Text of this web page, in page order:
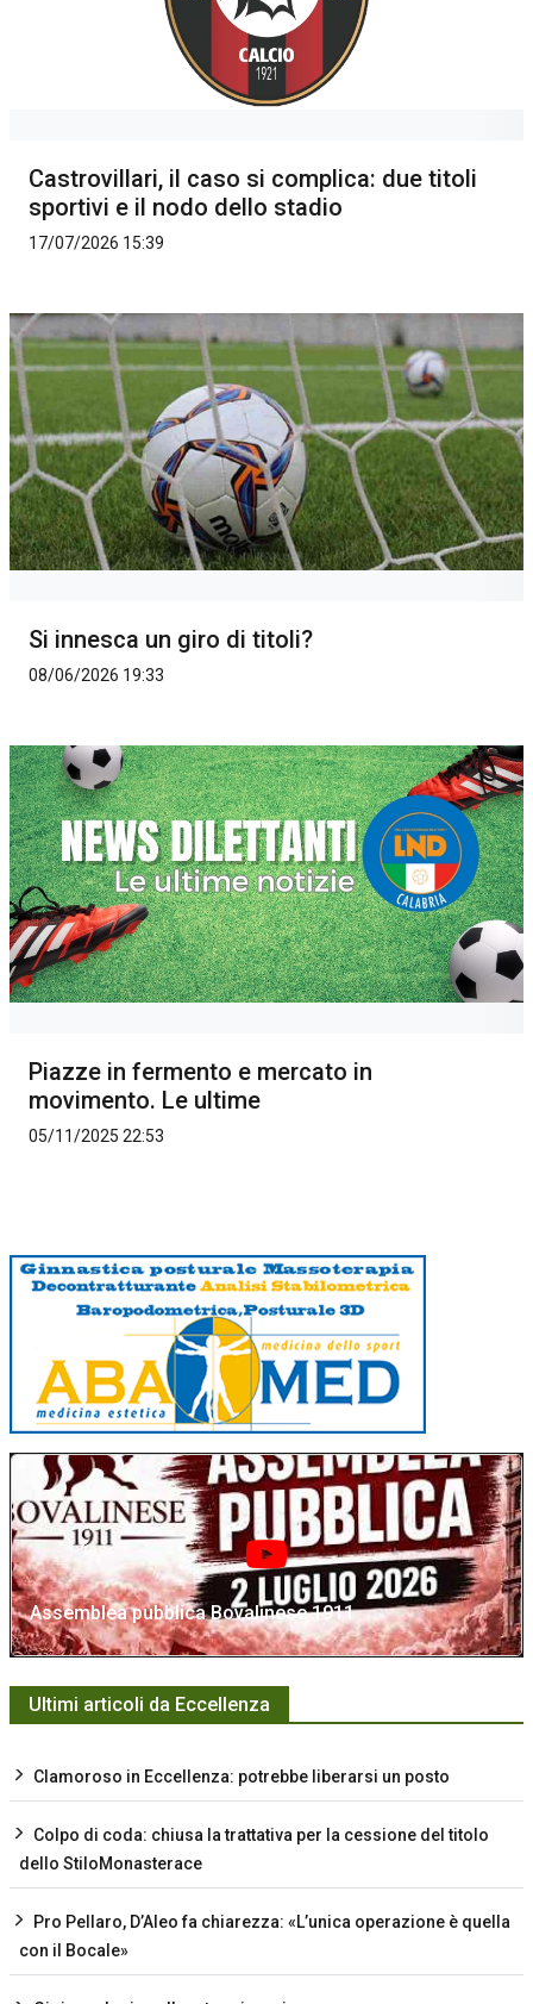
Castrovillari, il caso si complica: due titoli
sportivi e il nodo dello stadio
17/07/2026 15:39
Si innesca un giro di titoli?
08/06/2026 19:33
Piazze in fermento e mercato in
movimento. Le ultime
05/11/2025 22:53
Assemblea pubblica Bovalinese 1911
Ultimi articoli da Eccellenza
Clamoroso in Eccellenza: potrebbe liberarsi un posto
Colpo di coda: chiusa la trattativa per la cessione del titolo
dello StiloMonasterace
Pro Pellaro, D’Aleo fa chiarezza: «L’unica operazione è quella
con il Bocale»